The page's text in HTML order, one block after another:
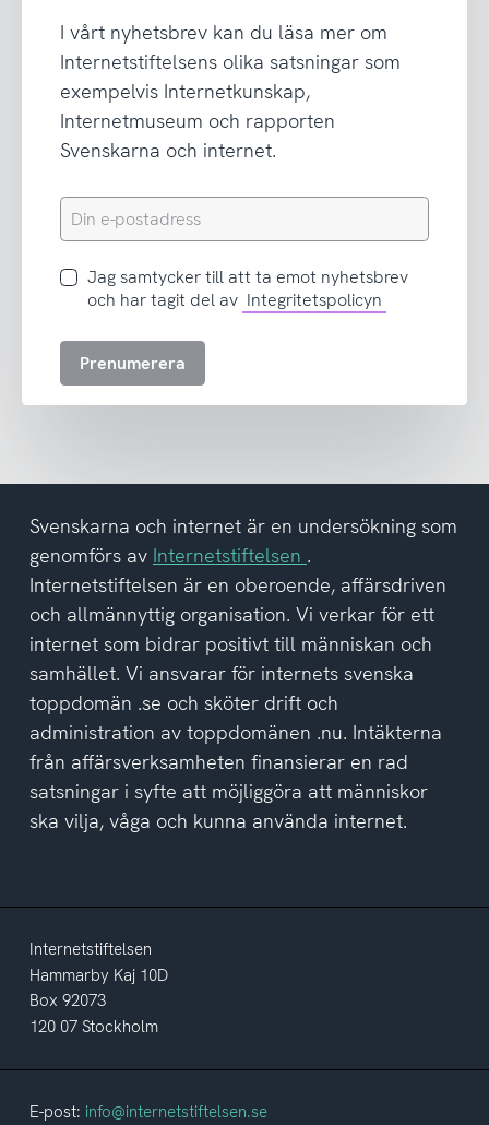
I vårt nyhetsbrev kan du läsa mer om
Internetstiftelsens olika satsningar som
exempelvis Internetkunskap,
Internetmuseum och rapporten
Svenskarna och internet.
Din
e-
Jag
samtycker
att
del
av
integritetspolicyn
Jag samtycker till att ta emot nyhetsbrev
och har tagit del av Integritetspolicyn
Prenumerera
Svenskarna och internet är en undersökning som
genomförs av Internetstiftelsen .
Internetstiftelsen är en oberoende, affärsdriven
och allmännyttig organisation. Vi verkar för ett
internet som bidrar positivt till människan och
samhället. Vi ansvarar för internets svenska
toppdomän .se och sköter drift och
administration av toppdomänen .nu. Intäkterna
från affärsverksamheten finansierar en rad
satsningar i syfte att möjliggöra att människor
ska vilja, våga och kunna använda internet.
Internetstiftelsen
Hammarby Kaj 10D
Box 92073
120 07 Stockholm
E-post: info@internetstiftelsen.se